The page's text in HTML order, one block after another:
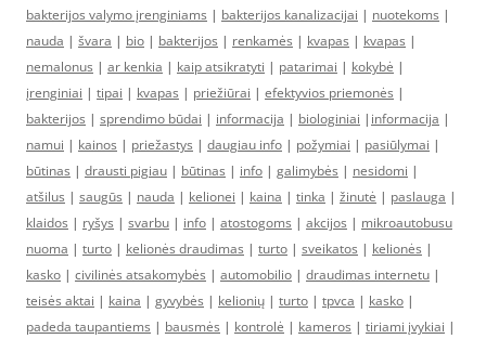
bakterijos valymo įrenginiams | bakterijos kanalizacijai | nuotekoms |
nauda | švara | bio | bakterijos | renkamės | kvapas | kvapas |
nemalonus | ar kenkia | kaip atsikratyti | patarimai | kokybė |
įrenginiai | tipai | kvapas | priežiūrai | efektyvios priemonės |
bakterijos | sprendimo būdai | informacija | biologiniai | informacija |
namui | kainos | priežastys | daugiau info | požymiai | pasiūlymai |
būtinas | drausti pigiau | būtinas | info | galimybės | nesidomi |
atšilus | saugūs | nauda | kelionei | kaina | tinka | žinutė | paslauga |
klaidos | ryšys | svarbu | info | atostogoms | akcijos | mikroautobusu
nuoma | turto | kelionės draudimas | turto | sveikatos | kelionės |
kasko | civilinės atsakomybės | automobilio | draudimas internetu |
teisės aktai | kaina | gyvybės | kelionių | turto | tpvca | kasko |
padeda taupantiems | bausmės | kontrolė | kameros | tiriami įvykiai |